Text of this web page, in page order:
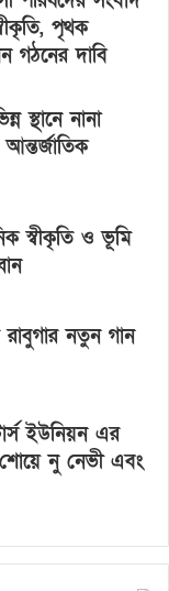
পৃথক
গঠনের দাবি
স্থানে নানা
স্বীকৃতি ও ভূমি
রাবুগার নতুন গান
ইউনিয়ন এর
শোয়ে নু নেভী এবং